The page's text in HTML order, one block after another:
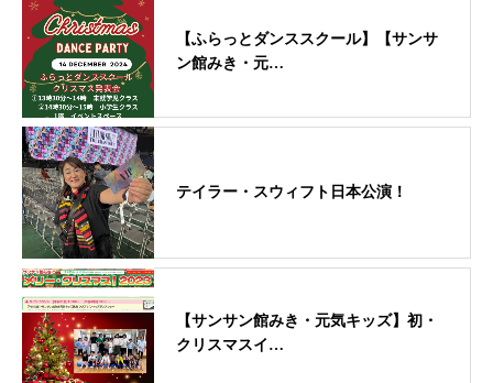
【ふらっとダンススクール】【サンサ
ン館みき・元…
テイラー・スウィフト日本公演！
【サンサン館みき・元気キッズ】初・
クリスマスイ…